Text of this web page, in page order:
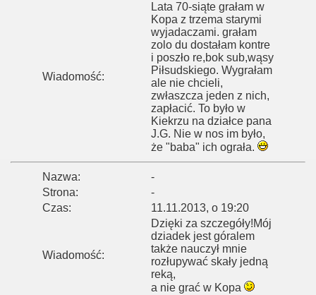
Wiadomość:
Lata 70-siąte grałam w
Kopa z trzema starymi
wyjadaczami. grałam
zolo du dostałam kontre
i poszło re,bok sub,wąsy
Piłsudskiego. Wygrałam
ale nie chcieli,
zwłaszcza jeden z nich,
zapłacić. To było w
Kiekrzu na działce pana
J.G. Nie w nos im było,
że "baba" ich ograła.
Nazwa:
-
Strona:
-
Czas:
11.11.2013, o 19:20
Wiadomość:
Dzięki za szczegóły!Mój
dziadek jest góralem
także nauczył mnie
rozłupywać skały jedną
reką,
a nie grać w Kopa